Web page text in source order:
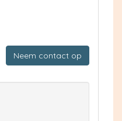
Neem contact op